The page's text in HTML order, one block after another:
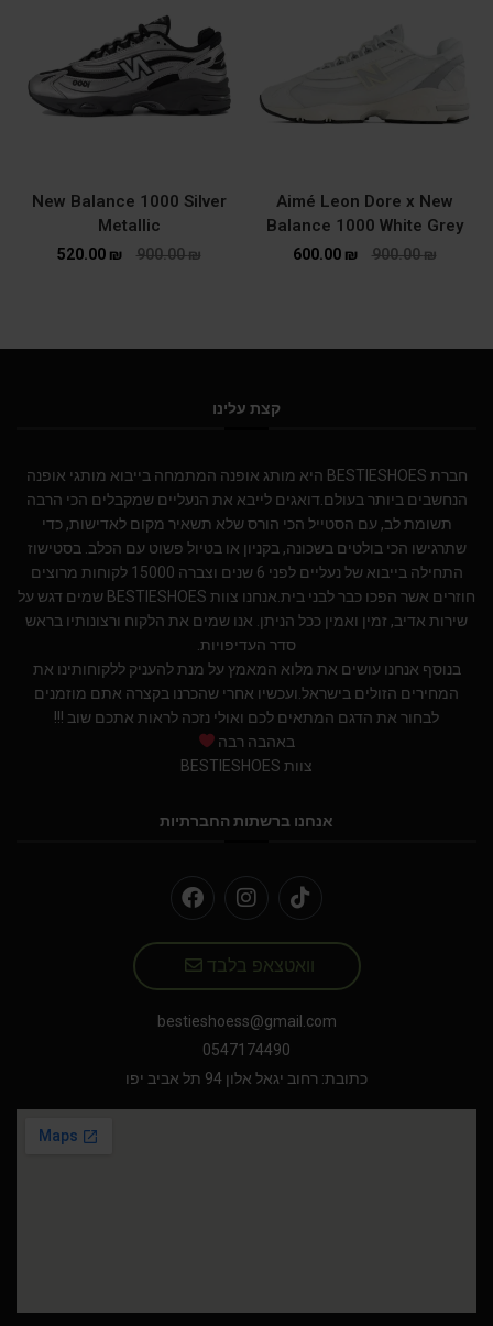
Aimé Leon Dore x New
Balance 1000 White Grey
900.00₪
600.00 ₪
New Balance 1000 Silver
Metallic
900.00₪
520.00 ₪
קצת עלינו
חברת BESTIESHOES היא מותג אופנה המתמחה בייבוא מותגי אופנה
הנחשבים ביותר בעולם.דואגים לייבא את הנעליים שמקבלים הכי הרבה
תשומת לב, עם הסטייל הכי הורס שלא תשאיר מקום לאדישות, כדי
שתרגישו הכי בולטים בשכונה, בקניון או בטיול פשוט עם הכלב. בסטישוז
התחילה בייבוא של נעליים לפני 6 שנים וצברה 15000 לקוחות מרוצים
חוזרים אשר הפכו כבר לבני בית.אנחנו צוות BESTIESHOES שמים דגש על
שירות אדיב, זמין ואמין ככל הניתן. אנו שמים את הלקוח ורצונותיו בראש
סדר העדיפויות.
בנוסף אנחנו עושים את מלוא המאמץ על מנת להעניק ללקוחותינו את
המחירים הזולים בישראל.ועכשיו אחרי שהכרנו בקצרה אתם מוזמנים
לבחור את הדגם המתאים לכם ואולי נזכה לראות אתכם שוב !!!
באהבה רבה
צוות BESTIESHOES
אנחנו ברשתות החברתיות
וואטצאפ בלבד
bestieshoess@gmail.com
0547174490
כתובת: רחוב יגאל אלון 94 תל אביב יפו